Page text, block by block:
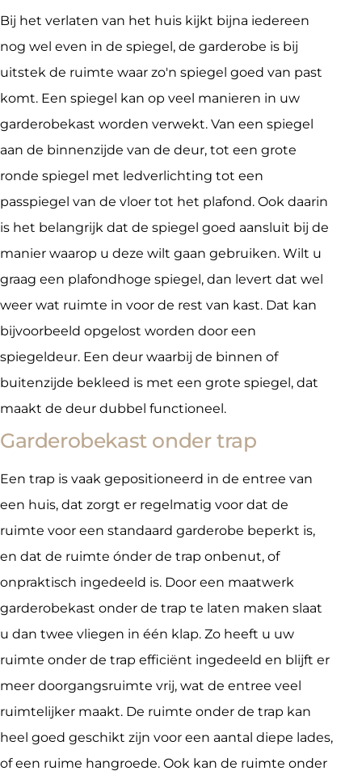
Bij het verlaten van het huis kijkt bijna iedereen
nog wel even in de spiegel, de garderobe is bij
uitstek de ruimte waar zo'n spiegel goed van past
komt. Een spiegel kan op veel manieren in uw
garderobekast worden verwekt. Van een spiegel
aan de binnenzijde van de deur, tot een grote
ronde spiegel met ledverlichting tot een
passpiegel van de vloer tot het plafond. Ook daarin
is het belangrijk dat de spiegel goed aansluit bij de
manier waarop u deze wilt gaan gebruiken. Wilt u
graag een plafondhoge spiegel, dan levert dat wel
weer wat ruimte in voor de rest van kast. Dat kan
bijvoorbeeld opgelost worden door een
spiegeldeur. Een deur waarbij de binnen of
buitenzijde bekleed is met een grote spiegel, dat
maakt de deur dubbel functioneel.
Garderobekast onder trap
Een trap is vaak gepositioneerd in de entree van
een huis, dat zorgt er regelmatig voor dat de
ruimte voor een standaard garderobe beperkt is,
en dat de ruimte ónder de trap onbenut, of
onpraktisch ingedeeld is. Door een maatwerk
garderobekast onder de trap te laten maken slaat
u dan twee vliegen in één klap. Zo heeft u uw
ruimte onder de trap efficiënt ingedeeld en blijft er
meer doorgangsruimte vrij, wat de entree veel
ruimtelijker maakt. De ruimte onder de trap kan
heel goed geschikt zijn voor een aantal diepe lades,
of een ruime hangroede. Ook kan de ruimte onder